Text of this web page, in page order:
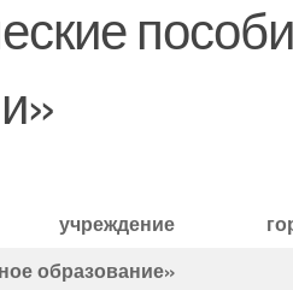
учреждение
образование»